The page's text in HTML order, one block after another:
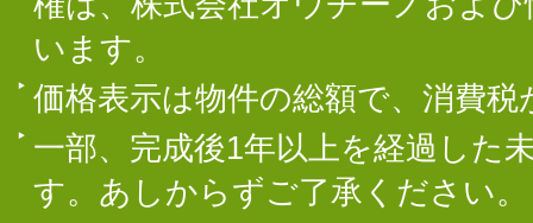
います。
価格表示は物件の総額で、消費
一部、完成後1年以上を経過した
す。あしからずご了承ください。